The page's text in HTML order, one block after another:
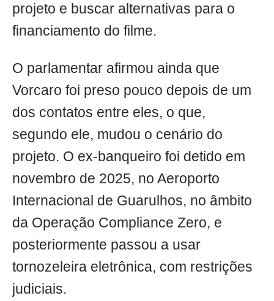
projeto e buscar alternativas para o
financiamento do filme.
O parlamentar afirmou ainda que
Vorcaro foi preso pouco depois de um
dos contatos entre eles, o que,
segundo ele, mudou o cenário do
projeto. O ex-banqueiro foi detido em
novembro de 2025, no Aeroporto
Internacional de Guarulhos, no âmbito
da Operação Compliance Zero, e
posteriormente passou a usar
tornozeleira eletrônica, com restrições
judiciais.